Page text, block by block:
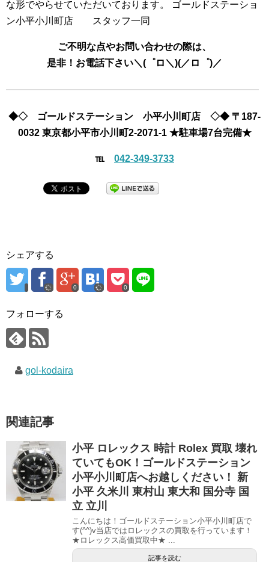
な形でやらせていただいております。 ゴールドステーショ
ン小平小川町店 スタッフ一同
ご不明な点やお問い合わせの際は、
是非！お電話下さい＼(゜ロ＼)(／ロ゜)／
◆◇ ゴールドステーション 小平小川町店 ◇◆ 〒 187-
0032 東京都小平市小川町2-2071-1 ★駐車場7台完備★
℡ 042-349-3733
シェアする
0 0
フォローする
gol-kodaira
関連記事
小平 ロレックス 時計 Rolex 買取 壊れ
ていてもOK！ゴールドステーション
小平小川町店へお越しください！ 新
小平 久米川 東村山 東大和 国分寺 国
立 立川
こんにちは！ゴールドステーション小平小川町店で
す(^^)v当店ではロレックスの買取を行っています！
★ロレックス高価買取中★ ...
記事を読む